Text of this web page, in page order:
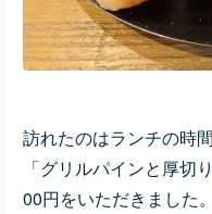
訪れたのはランチの時間
「グリルパインと厚切
00円をいただきました